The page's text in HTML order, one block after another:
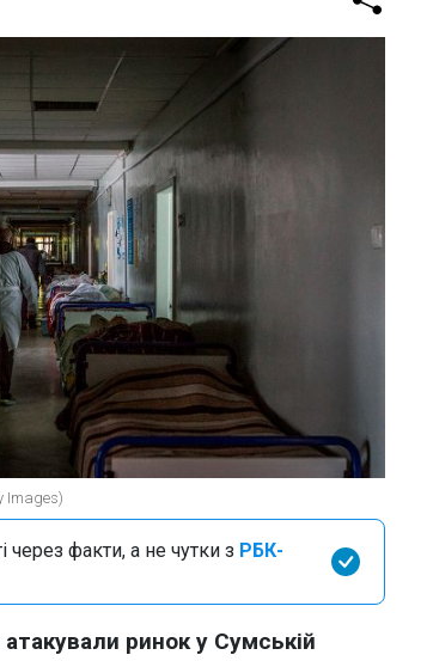
Images)
через факти, а не чутки з РБК-
ринок у Сумській